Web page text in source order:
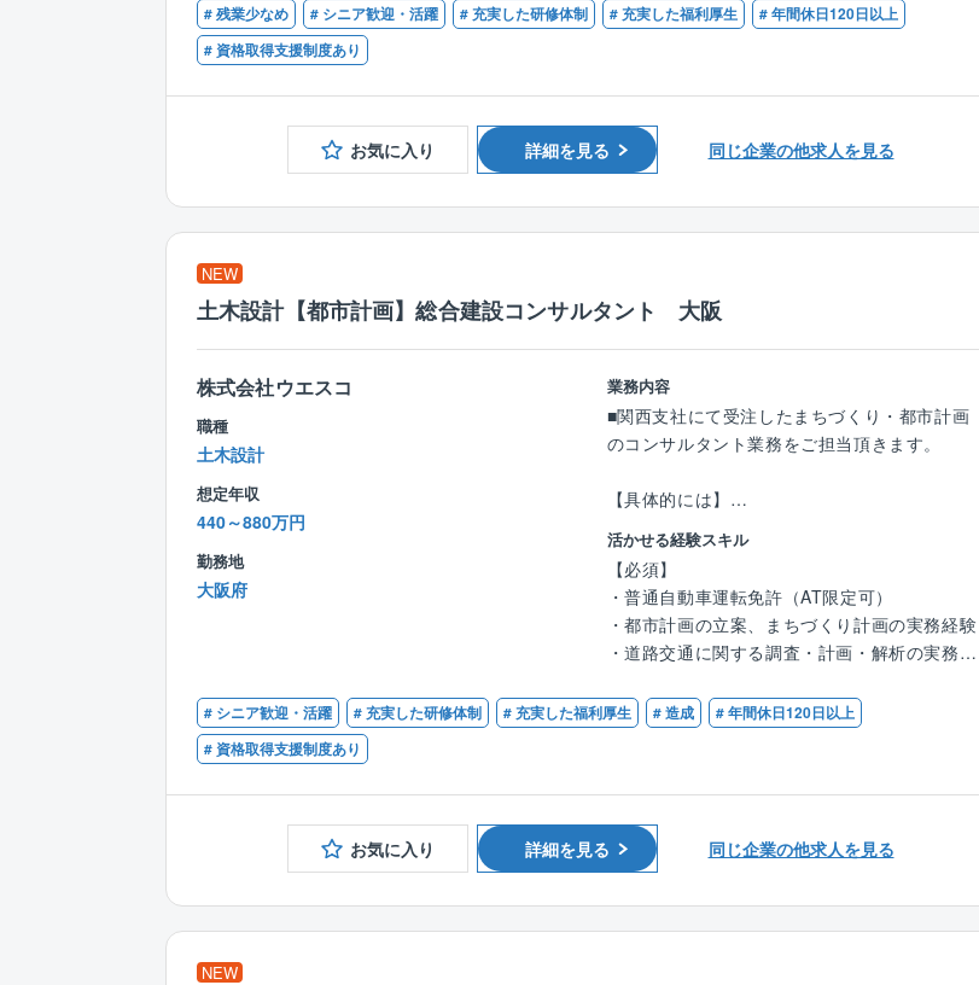
を行うための災害廃棄物処理計画の作成業務も
月に数回県外出張があります。
※建設コンサルタント経験者歓迎。廃棄物処理
各部署、時期によって異なりますが、平均的な
残業時間は月10時間程度です。
【同社の特徴】
■無借金経営、自己資本率75％越えの安定した
経営基盤を誇り、既存事業だけではなく、施設
成長投資の両軸の経営を行っております。
等）ですが、特に創業から西日本エリア（中四
国～九州）では多くの実績を有している為、安
定して案件獲得をしています。
■技術士の有資格者や経験豊富な社員が多く、
技術力を評価され、リピート顧客が多い事が同
■在籍する技術士の多さは、企業の技術力の高
として資格取得をバックアップする体制が整っ
ています。
■人を大切にする社風で、社員定着率が高く長
く働き易い環境がございます。◎平均勤続年
【優遇】
・技術士（衛生工学部門）
# 残業少なめ # シニア歓迎・活躍 # 充実した研修体制 # 充実した福利厚生
# 年間休日120日以上
# 資格取得支援制度あり
お気に入り 詳細を見る 同じ企業の他求人を見る
NEW
土木設計【都市計画】総合建設コンサルタント 大阪
株式会社ウエスコ
職種
土木設計
想定年収
440～880万円
勤務地
大阪府
業務内容
■関西支社にて受注したまちづくり・都市計画
のコンサルタント業務をご担当頂きます。
【具体的には】
・まちづくり支援全般：都市構造や土地利用の
マスタープラン策定、景観・ランドスケープデ
ザイン、まちづくり活動支援、コミュニティデ
ザイン
・地域に合わせた提案：人口減少、高齢化、自
然災害の激甚化など社会情勢を踏まえ、各市町
村の状況を調査・分析し、地域に最適なまちづ
くりの提案
※使用ソフト：QGIS、イラストレーター
活かせる経験スキル
【必須】
・普通自動車運転免許（AT限定可）
・都市計画の立案、まちづくり計画の実務経験
・道路交通に関する調査・計画・解析の実務経
・面整備（企業用地・住宅用地・公園緑地・ス
ポーツ施設・景観デザインなど）の調査・計
【優遇】
・技術士（都市及び地方計画）
・RCCM（都市計画及び地方計画）
# シニア歓迎・活躍 # 充実した研修体制 # 充実した福利厚生 # 造成
# 年間休日120日以上
# 資格取得支援制度あり
お気に入り 詳細を見る 同じ企業の他求人を見る
NEW